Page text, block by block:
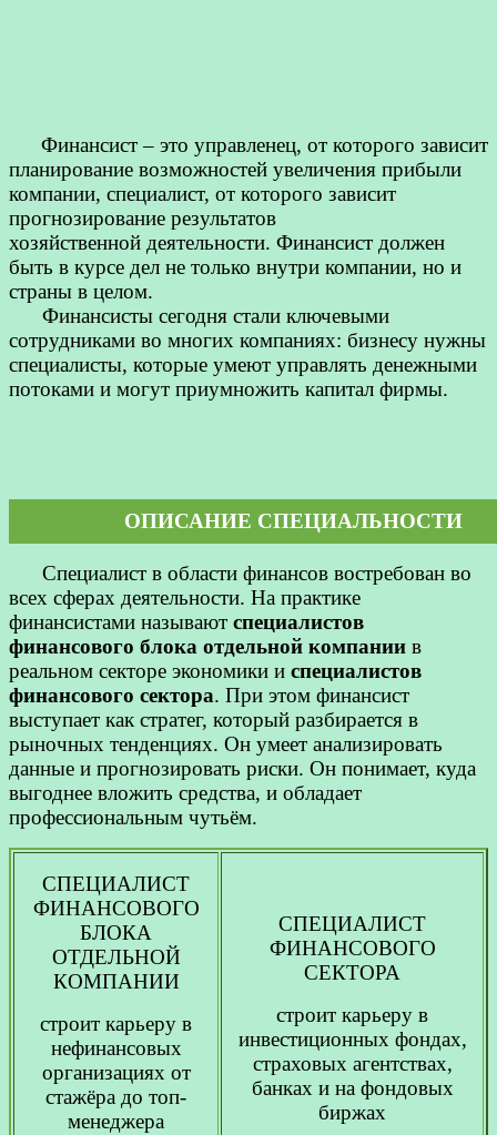
Финансист – это управленец, от которого зависит
планирование возможностей увеличения прибыли
компании, специалист, от которого зависит
прогнозирование результатов
хозяйственной деятельности. Финансист должен
быть в курсе дел не только внутри компании, но и
страны в целом.
Финансисты сегодня стали ключевыми
сотрудниками во многих компаниях: бизнесу нужны
специалисты, которые умеют управлять денежными
потоками и могут приумножить капитал фирмы.
ОПИСАНИЕ СПЕЦИАЛЬНОСТИ
Специалист в области финансов востребован во
всех сферах деятельности. На практике
финансистами называют специалистов
финансового блока отдельной компании в
реальном секторе экономики и специалистов
финансового сектора. При этом финансист
выступает как стратег, который разбирается в
рыночных тенденциях. Он умеет анализировать
данные и прогнозировать риски. Он понимает, куда
выгоднее вложить средства, и обладает
профессиональным чутьём.
СПЕЦИАЛИСТ
ФИНАНСОВОГО
БЛОКА
ОТДЕЛЬНОЙ
КОМПАНИИ
строит карьеру в
нефинансовых
организациях от
стажёра до топ-
менеджера
СПЕЦИАЛИСТ
ФИНАНСОВОГО
СЕКТОРА
строит карьеру в
инвестиционных фондах,
страховых агентствах,
банках и на фондовых
биржах